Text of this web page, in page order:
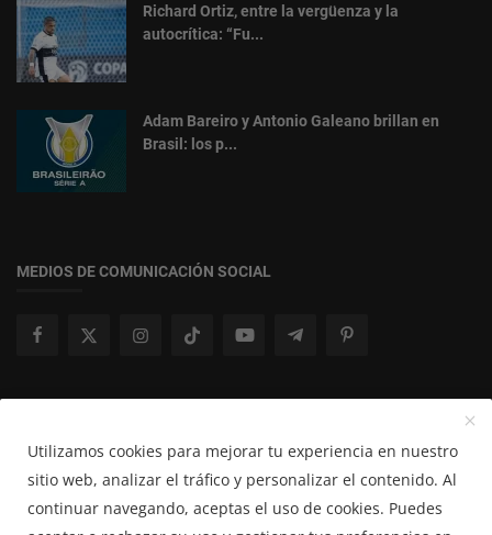
Richard Ortiz, entre la vergüenza y la
autocrítica: “Fu...
Adam Bareiro y Antonio Galeano brillan en
Brasil: los p...
MEDIOS DE COMUNICACIÓN SOCIAL
Suscribir
Utilizamos cookies para mejorar tu experiencia en nuestro
sitio web, analizar el tráfico y personalizar el contenido. Al
continuar navegando, aceptas el uso de cookies. Puedes